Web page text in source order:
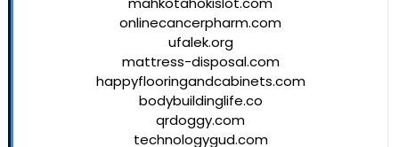
onlinecancerpharm.com
ufalek.org
mattress-disposal.com
happyflooringandcabinets.com
bodybuildinglife.co
qrdoggy.com
technologygud.com